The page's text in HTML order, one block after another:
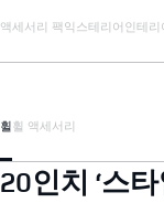
액세서리 팩익스테리어인테리
휠휠 액세서리
20인치 ‘스